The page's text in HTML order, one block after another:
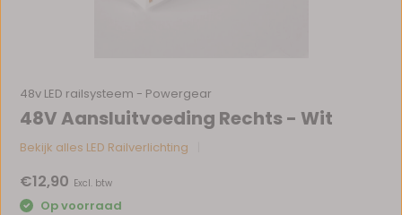
48v LED railsysteem - Powergear
48V Aansluitvoeding Rechts - Wit
Bekijk alles LED Railverlichting
€12,90 Excl. btw
Op voorraad